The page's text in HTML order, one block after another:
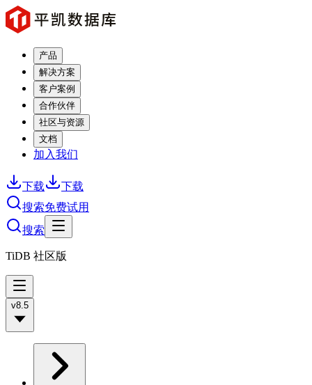
产品
解决方案
客户案例
合作伙伴
社区与资源
文档
加入我们
下载
下载
搜索免费试用
搜索
TiDB 社区版
v8.5